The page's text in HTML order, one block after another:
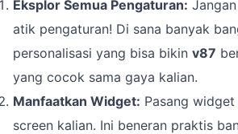
Eksplor Semua Pengaturan:
atik pengaturan! Di sana banyak
personalisasi yang bisa bikin v87
yang cocok sama gaya kalian.
Manfaatkan Widget: Pasang widget
screen kalian. Ini beneran praktis